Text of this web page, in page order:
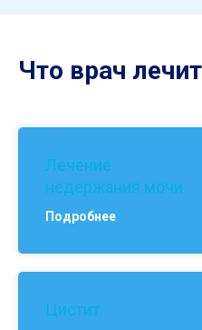
Что врач лечит
Лечение
недержания мочи
Подробнее
Цистит